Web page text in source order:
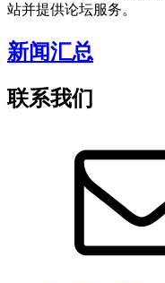
站并提供论坛服务。
新闻汇总
联系我们